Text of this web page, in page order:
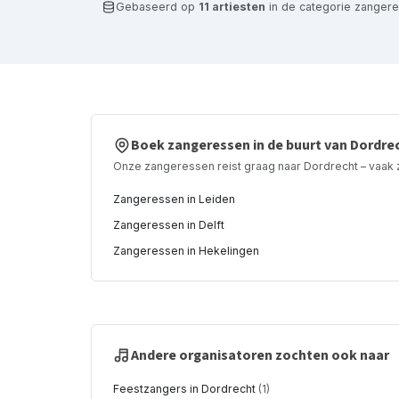
Gebaseerd op 11 artiesten in de categorie
Boek zangeressen in de buurt van
Onze zangeressen reist graag naar Dordrecht –
Zangeressen in Leiden
Zangeressen in Delft
Zangeressen in Hekelingen
Andere organisatoren zochten ook naar
Feestzangers in Dordrecht (1)